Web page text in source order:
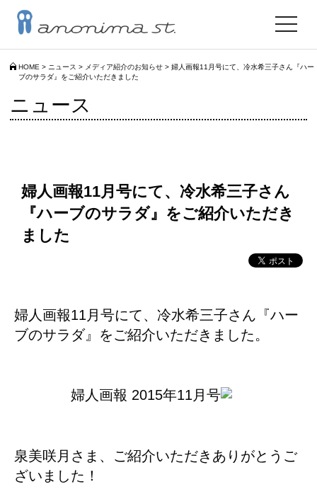
HOME > ニュース > メディア紹介のお知らせ > 婦人画報11月号にて、冷水希三子さん『ハー
ブのサラダ』をご紹介いただきました
toggle
ニュース
婦人画報11月号にて、冷水希三子さん
『ハーブのサラダ』をご紹介いただき
ました
婦人画報11月号にて、冷水希三子さん『ハー
ブのサラダ』をご紹介いただきました。
婦人画報 2015年11月号
泉美咲月さま、ご紹介いただきありがとうご
ざいました！